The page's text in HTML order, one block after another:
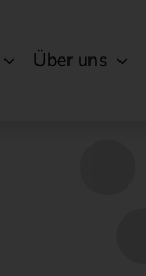
Über uns